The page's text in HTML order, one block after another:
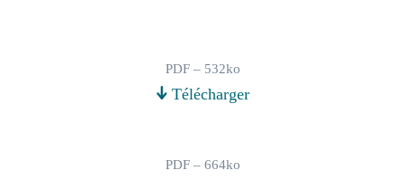
PDF – 532ko
Télécharger
PDF – 664ko